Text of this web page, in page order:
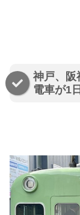
神戸、阪
電車が1